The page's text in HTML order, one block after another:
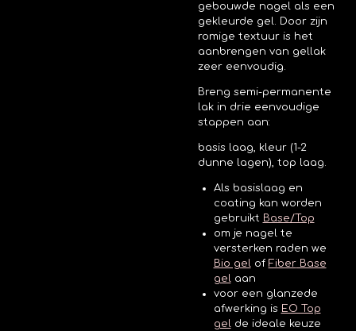
gebouwde nagel als een
gekleurde gel. Door zijn
romige textuur is het
aanbrengen van gellak
zeer eenvoudig.
Breng semi-permanente
lak in drie eenvoudige
stappen aan:
basis laag, kleur (1-2
dunne lagen), top laag.
Als basislaag en
coating kan worden
gebruikt Base/Top
om je nagel te
versterken raden we
Bio gel of FiberBase
gel aan
voor een glanzede
afwerking is EO Top
gel de ideale keuze